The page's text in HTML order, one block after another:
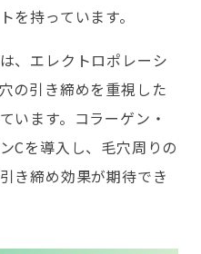
を持っています。
、エレクトロポレーシ
の引き締めを重視した
います。コラーゲン・
Cを導入し、毛穴周りの
き締め効果が期待でき